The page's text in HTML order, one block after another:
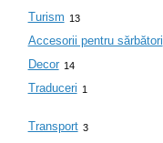
Turism 13
Accesorii pentru sărbători
Decor 14
Traduceri 1
Transport 3